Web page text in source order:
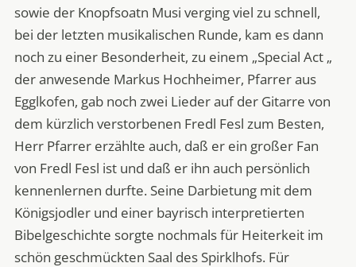
sowie der Knopfsoatn Musi verging viel zu schnell,
bei der letzten musikalischen Runde, kam es dann
noch zu einer Besonderheit, zu einem „Special Act „
der anwesende Markus Hochheimer, Pfarrer aus
Egglkofen, gab noch zwei Lieder auf der Gitarre von
dem kürzlich verstorbenen Fredl Fesl zum Besten,
Herr Pfarrer erzählte auch, daß er ein großer Fan
von Fredl Fesl ist und daß er ihn auch persönlich
kennenlernen durfte. Seine Darbietung mit dem
Königsjodler und einer bayrisch interpretierten
Bibelgeschichte sorgte nochmals für Heiterkeit im
schön geschmückten Saal des Spirklhofs. Für